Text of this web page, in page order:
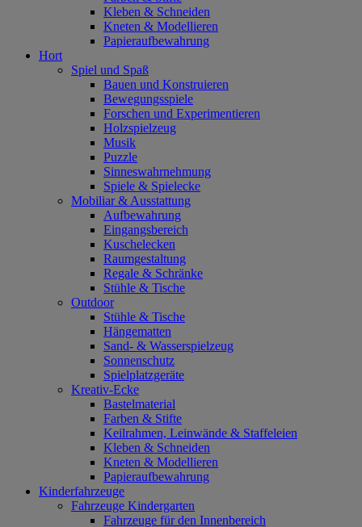
Kleben & Schneiden
Kneten & Modellieren
Papieraufbewahrung
Hort
Spiel und Spaß
Bauen und Konstruieren
Bewegungsspiele
Forschen und Experimentieren
Holzspielzeug
Musik
Puzzle
Sinneswahrnehmung
Spiele & Spielecke
Mobiliar & Ausstattung
Aufbewahrung
Eingangsbereich
Kuschelecken
Raumgestaltung
Regale & Schränke
Stühle & Tische
Outdoor
Stühle & Tische
Hängematten
Sand- & Wasserspielzeug
Sonnenschutz
Spielplatzgeräte
Kreativ-Ecke
Bastelmaterial
Farben & Stifte
Keilrahmen, Leinwände & Staffeleien
Kleben & Schneiden
Kneten & Modellieren
Papieraufbewahrung
Kinderfahrzeuge
Fahrzeuge Kindergarten
Fahrzeuge für den Innenbereich